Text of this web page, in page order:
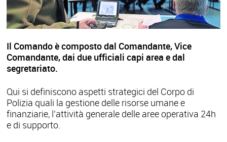
Il Comando è composto dal Comandante, Vice
Comandante, dai due ufficiali capi area e dal
segretariato.
Qui si definiscono aspetti strategici del Corpo di
Polizia quali la gestione delle risorse umane e
finanziarie, l’attività generale delle aree operativa 24h
e di supporto.